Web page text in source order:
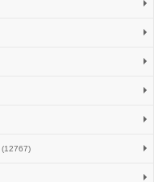
(12767)